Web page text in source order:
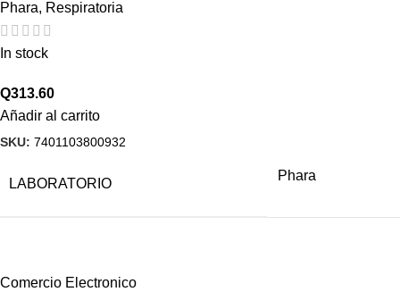
Phara, Respiratoria
In stock
Q313.60
Añadir al carrito
SKU: 7401103800932
LABORATORIO
Phara
Comercio Electronico